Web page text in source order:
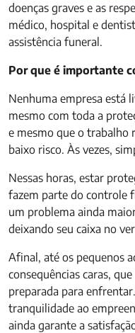
doenças graves e as
médico, hospital e
assistência funeral.
Por que é importante
Nenhuma empresa está
mesmo com toda a
e mesmo que o trabalho
baixo risco. Às vezes,
Nessas horas, estar
fazem parte do controle
um problema ainda
deixando seu caixa no
Afinal, até os pequenos
consequências caras,
preparada para
tranquilidade ao
ainda garante a